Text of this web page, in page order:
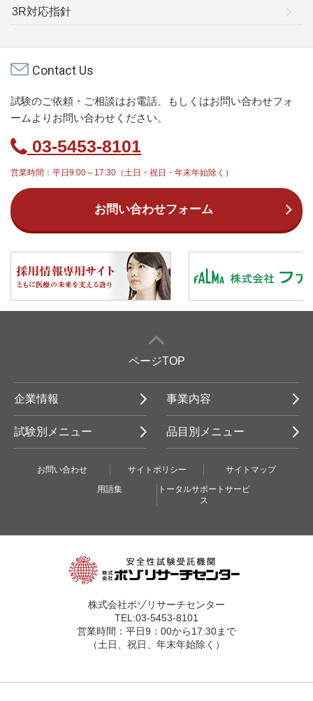
3R対応指針
Contact Us
試験のご依頼・ご相談はお電話、もしくはお問い合わせフォ
ームよりお問い合わせください。
03-5453-8101
営業時間：平日9:00～17:30（土日・祝日・年末年始除く）
お問い合わせフォーム
ページTOP
企業情報 事業内容
試験別メニュー 品目別メニュー
お問い合わせ サイトポリシー
サイトマップ
用語集
トータルサポートサービ
ス
株式会社ボゾリサーチセンター
TEL:03-5453-8101
営業時間：平日9：00から17:30まで
（土日、祝日、年末年始除く）